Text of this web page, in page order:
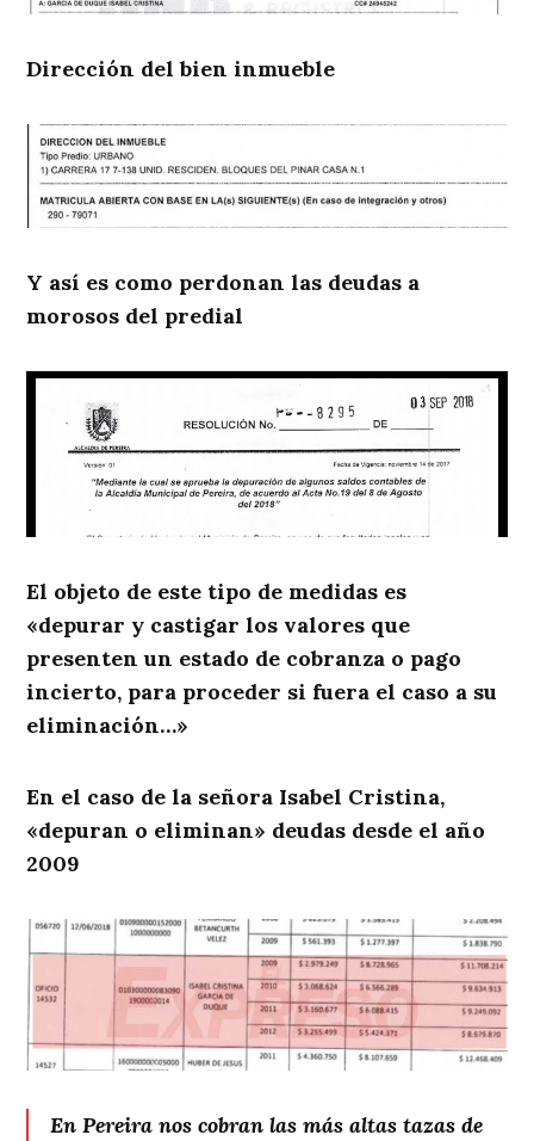
Dirección del bien inmueble
Y así es como perdonan las deudas a
morosos del predial
El objeto de este tipo de medidas es
«depurar y castigar los valores que
presenten un estado de cobranza o pago
incierto, para proceder si fuera el caso a su
eliminación…»
En el caso de la señora Isabel Cristina,
«depuran o eliminan» deudas desde el año
2009
En Pereira nos cobran las más altas tazas de